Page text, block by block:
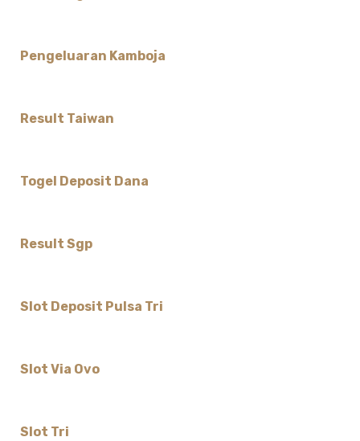
Pengeluaran Kamboja
Result Taiwan
Togel Deposit Dana
Result Sgp
Slot Deposit Pulsa Tri
Slot Via Ovo
Slot Tri